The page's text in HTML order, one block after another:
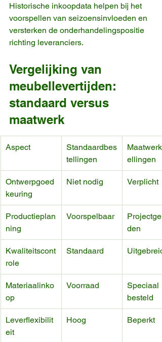
Historische inkoopdata helpen bij het
voorspellen van seizoensinvloeden en
versterken de onderhandelingspositie
richting leveranciers.
Vergelijking van
meubellevertijden:
standaard versus
maatwerk
Aspect
Standaardbes
tellingen
ellingen
Ontwerpgoed
keuring
Niet nodig Verplicht
Productieplan
ning
Voorspelbaar
den
Kwaliteitscont
role
Standaard Uitgebreid
Materiaalinko
op
Voorraad
Speciaal
besteld
Leverflexibilit
eit
Hoog Beperkt